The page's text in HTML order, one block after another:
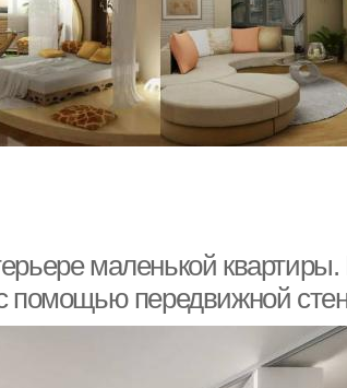
маленькой квартиры.
помощью передвижной